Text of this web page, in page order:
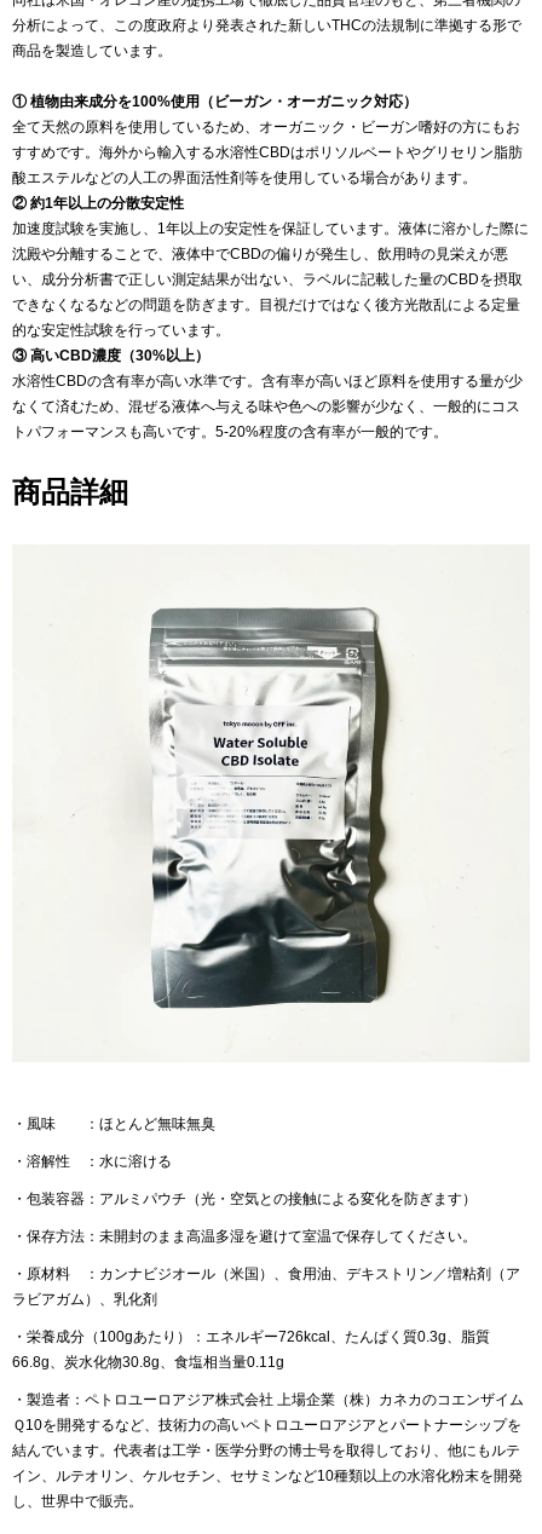
分析によって、この度政府より発表された新しいTHCの法規制に準拠する形で
商品を製造しています。
① 植物由来成分を100%使用（ビーガン・オーガニック対応）
全て天然の原料を使用しているため、オーガニック・ビーガン嗜好の方にもお
すすめです。海外から輸入する水溶性CBDはポリソルベートやグリセリン脂肪
酸エステルなどの人工の界面活性剤等を使用している場合があります。
② 約1年以上の分散安定性
加速度試験を実施し、1年以上の安定性を保証しています。液体に溶かした際に
沈殿や分離することで、液体中でCBDの偏りが発生し、飲用時の見栄えが悪
い、成分分析書で正しい測定結果が出ない、ラベルに記載した量のCBDを摂取
できなくなるなどの問題を防ぎます。目視だけではなく後方光散乱による定量
的な安定性試験を行っています。
③ 高いCBD濃度（30%以上）
水溶性CBDの含有率が高い水準です。含有率が高いほど原料を使用する量が少
なくて済むため、混ぜる液体へ与える味や色への影響が少なく、一般的にコス
トパフォーマンスも高いです。5-20%程度の含有率が一般的です。
商品詳細
・風味 ：ほとんど無味無臭
・溶解性 ：水に溶ける
・包装容器：アルミパウチ（光・空気との接触による変化を防ぎます）
・保存方法：未開封のまま高温多湿を避けて室温で保存してください。
・原材料 ：カンナビジオール（米国）、食用油、デキストリン／増粘剤（ア
ラビアガム）、乳化剤
・栄養成分（100gあたり）：エネルギー726kcal、たんぱく質0.3g、脂質
66.8g、炭水化物30.8g、食塩相当量0.11g
・製造者：ペトロユーロアジア株式会社 上場企業（株）カネカのコエンザイム
Ｑ10を開発するなど、技術力の高いペトロユーロアジアとパートナーシップを
結んでいます。代表者は工学・医学分野の博士号を取得しており、他にもルテ
イン、ルテオリン、ケルセチン、セサミンなど10種類以上の水溶化粉末を開発
し、世界中で販売。